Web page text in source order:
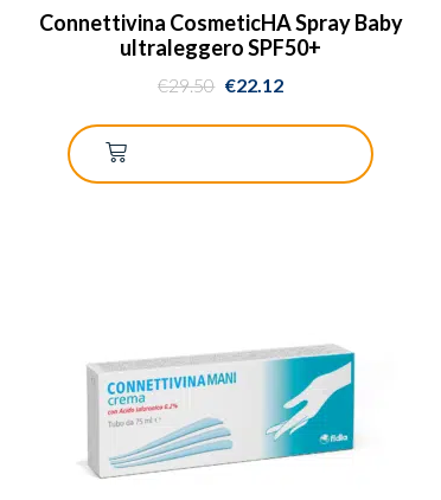
Connettivina CosmeticHA Spray Baby
ultraleggero SPF50+
€29.50 €22.12